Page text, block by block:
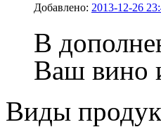
Добавлено: 2013-12-26
В
Ваш вино
Виды